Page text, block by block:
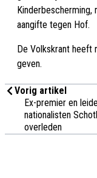
Kinderbescherming,
aangifte tegen Hof.
De Volkskrant heeft
geven.
Vorig artikel
Ex-premier en
nationalisten
overleden